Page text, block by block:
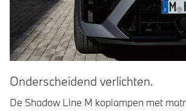
Onderscheidend verlichten.
De Shadow Line M koplampen met